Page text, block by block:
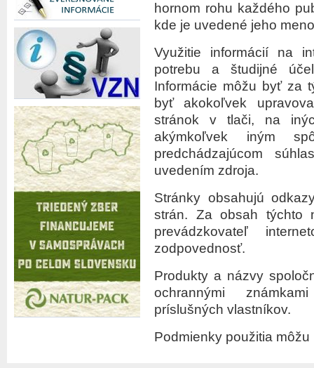
hornom rohu každého
kde je uvedené jeho
Využitie informácií na
potrebu a študijné
Informácie môžu byť za
byť akokoľvek
stránok v tlači, na
akýmkoľvek iným
predchádzajúcom
uvedením zdroja.
Stránky obsahujú
strán. Za obsah týchto
prevádzkovateľ
zodpovednosť.
Produkty a názvy
ochrannými
príslušných vlastníkov.
Podmienky použitia